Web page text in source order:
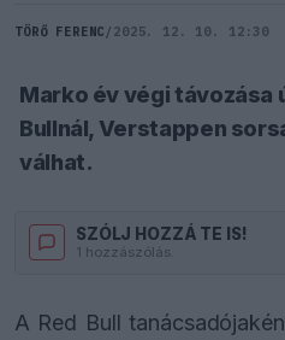
TÖRŐ FERENC / 2025. 12. 10. 12:30
Marko év végi távozása
Bullnál, Verstappen
válhat.
SZÓLJ HOZZÁ TE IS!
1 hozzászólás.
A Red Bull